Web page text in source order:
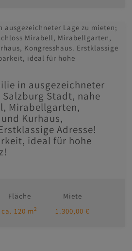
in ausgezeichneter
Salzburg Stadt, nahe
Mirabellgarten,
Kurhaus,
Adresse!
ideal für hohe
Fläche
ca. 120 m2
Miete
1.300,00 €